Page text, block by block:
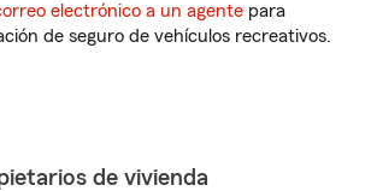
electrónico a un agente para
de seguro de vehículos recreativos.
de vivienda